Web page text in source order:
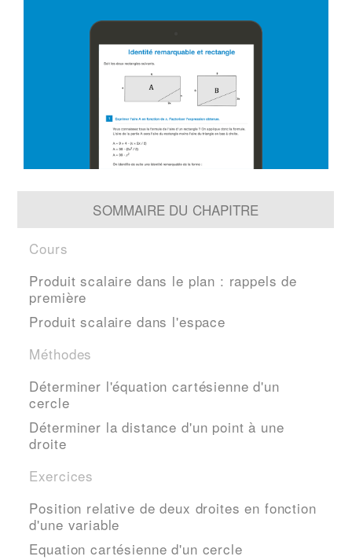
SOMMAIRE DU CHAPITRE
Cours
Produit scalaire dans le plan : rappels de
première
Produit scalaire dans l'espace
Méthodes
Déterminer l'équation cartésienne d'un
cercle
Déterminer la distance d'un point à une
droite
Exercices
Position relative de deux droites en fonction
d'une variable
Equation cartésienne d'un cercle